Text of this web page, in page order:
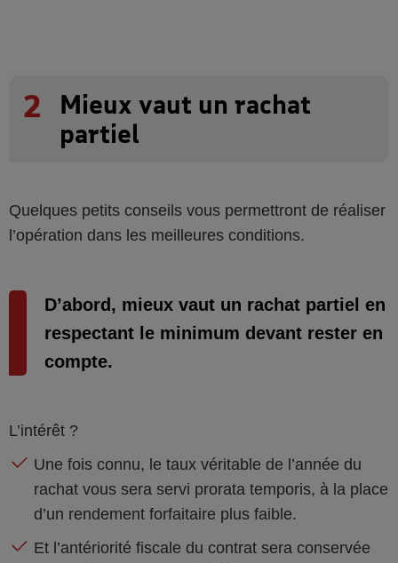
2
Mieux vaut un rachat
partiel
Quelques petits conseils vous permettront de réaliser
l’opération dans les meilleures conditions.
D’abord, mieux vaut un rachat partiel en
respectant le minimum devant rester en
compte.
L’intérêt ?
Une fois connu, le taux véritable de l’année du
rachat vous sera servi prorata temporis, à la place
d’un rendement forfaitaire plus faible.
Et l’antériorité fiscale du contrat sera conservée